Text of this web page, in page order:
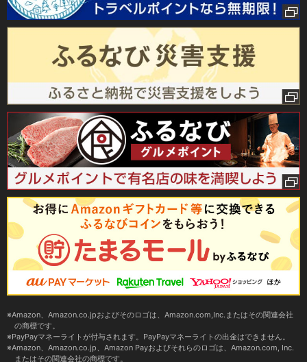
Amazon、Amazon.co.jpおよびそのロゴは、Amazon.com,Inc.またはその関連会社
の商標です。
PayPayマネーライトが付与されます。PayPayマネーライトの出金はできません。
Amazon、Amazon.co.jp、Amazon Payおよびそれらのロゴは、Amazon.com, Inc.
またはその関連会社の商標です。